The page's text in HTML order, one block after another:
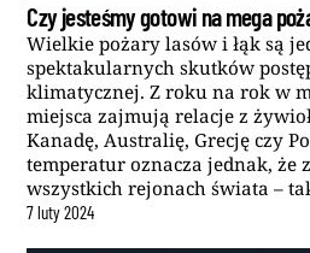
Czy jesteśmy gotowi na mega
Wielkie pożary lasów i łąk są
spektakularnych skutków
klimatycznej. Z roku na rok w
miejsca zajmują relacje z
Kanadę, Australię, Grecję czy
temperatur oznacza jednak, że
wszystkich rejonach świata –
7luty2024